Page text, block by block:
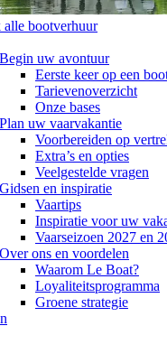
bootverhuur
Begin uw avontuur
Eerste keer op een
Tarievenoverzicht
Onze bases
Plan uw vaarvakantie
Voorbereiden op
Extra’s en opties
Veelgestelde vragen
Gidsen en inspiratie
Vaartips
Inspiratie voor uw
Vaarseizoen 2027 en
Over ons en voordelen
Waarom Le Boat?
Loyaliteitsprogramma
Groene strategie